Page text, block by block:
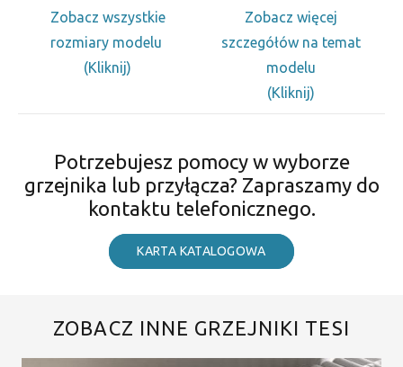
Zobacz wszystkie
rozmiary modelu
(Kliknij)
Zobacz więcej
szczegółów na temat
modelu
(Kliknij)
Potrzebujesz pomocy w wyborze
grzejnika lub przyłącza? Zapraszamy do
kontaktu telefonicznego.
KARTA KATALOGOWA
ZOBACZ INNE GRZEJNIKI TESI